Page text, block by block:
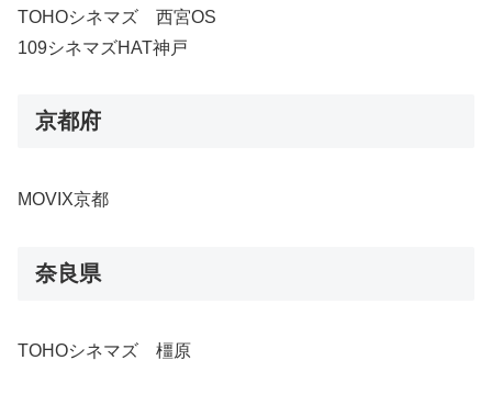
TOHOシネマズ 西宮OS
109シネマズHAT神戸
京都府
MOVIX京都
奈良県
TOHOシネマズ 橿原